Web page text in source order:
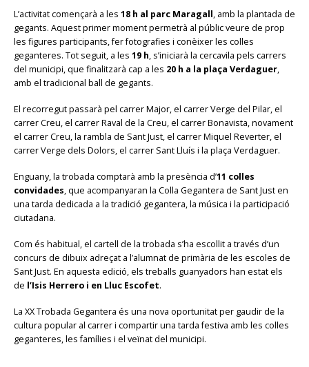
L’activitat començarà a les 18 h al parc Maragall, amb la plantada de
gegants. Aquest primer moment permetrà al públic veure de prop
les figures participants, fer fotografies i conèixer les colles
geganteres. Tot seguit, a les 19 h, s’iniciarà la cercavila pels carrers
del municipi, que finalitzarà cap a les 20 h a la plaça Verdaguer,
amb el tradicional ball de gegants.
El recorregut passarà pel carrer Major, el carrer Verge del Pilar, el
carrer Creu, el carrer Raval de la Creu, el carrer Bonavista, novament
el carrer Creu, la rambla de Sant Just, el carrer Miquel Reverter, el
carrer Verge dels Dolors, el carrer Sant Lluís i la plaça Verdaguer.
Enguany, la trobada comptarà amb la presència d’11 colles
convidades, que acompanyaran la Colla Gegantera de Sant Just en
una tarda dedicada a la tradició gegantera, la música i la participació
ciutadana.
Com és habitual, el cartell de la trobada s’ha escollit a través d’un
concurs de dibuix adreçat a l’alumnat de primària de les escoles de
Sant Just. En aquesta edició, els treballs guanyadors han estat els
de l’Isis Herrero i en Lluc Escofet.
La XX Trobada Gegantera és una nova oportunitat per gaudir de la
cultura popular al carrer i compartir una tarda festiva amb les colles
geganteres, les famílies i el veïnat del municipi.